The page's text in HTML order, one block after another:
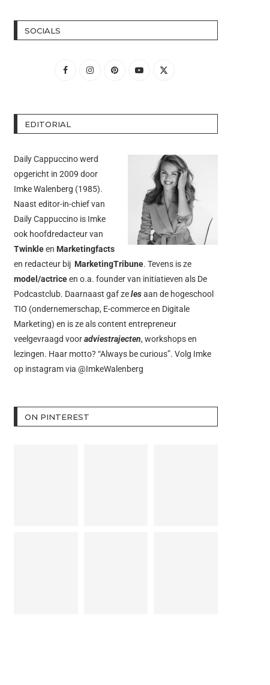
SOCIALS
EDITORIAL
Daily Cappuccino werd
opgericht in 2009 door
Imke Walenberg (1985).
Naast editor-in-chief van
Daily Cappuccino is Imke
ook hoofdredacteur van
Twinkleen Marketingfacts
en redacteur bij MarketingTribune. Tevens is ze
model/actriceen o.a. founder van initiatieven als De
Podcastclub. Daarnaast gaf zelesaan de hogeschool
TIO (ondernemerschap, E-commerce en Digitale
Marketing) en is ze als content entrepreneur
veelgevraagd vooradviestrajecten, workshops en
lezingen. Haar motto? “Always be curious”. Volg Imke
op instagram via @ImkeWalenberg
ON PINTEREST